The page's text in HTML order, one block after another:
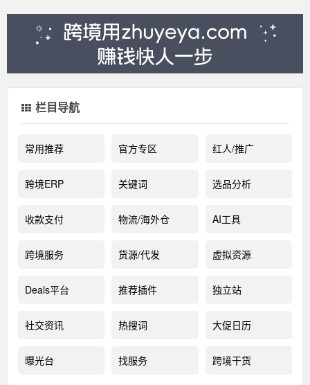
栏目导航
常用推荐 官方专区 红人/推广
跨境ERP 关键词 选品分析
收款支付 物流/海外仓 AI工具
跨境服务 货源/代发 虚拟资源
Deals平台 推荐插件 独立站
社交资讯 热搜词 大促日历
曝光台 找服务 跨境干货